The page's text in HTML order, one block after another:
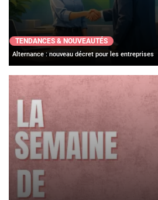
TENDANCES & NOUVEAUTÉS
Alternance : nouveau décret pour les entreprises